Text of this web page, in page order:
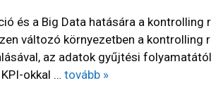
és a Big Data hatására a
változó környezetben a
az adatok gyűjtési
okkal … tovább »